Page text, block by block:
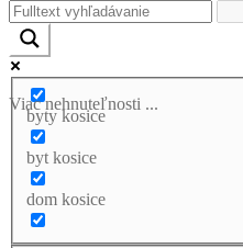
Viac nehnuteľnosti ...
byty kosice
byt kosice
dom kosice